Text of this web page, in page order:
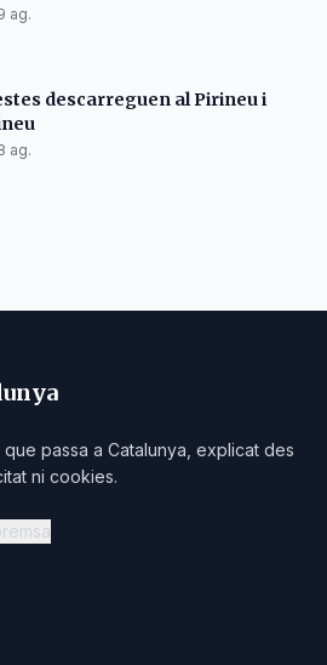
ag.
descarreguen al Pirineu i
ag.
passa a Catalunya, explicat des
ni cookies.